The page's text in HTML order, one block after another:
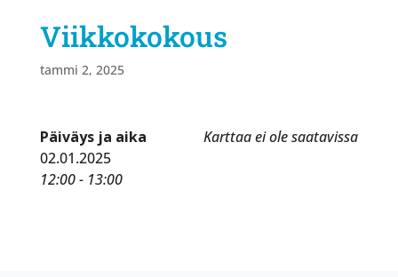
Viikkokokous
tammi 2, 2025
Karttaa ei ole saatavissa
Päiväys ja aika
02.01.2025
12:00 - 13:00